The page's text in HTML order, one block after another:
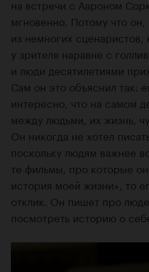
на встречи с Аароном
мгновенно. Потому что
из немногих сценаристов,
у зрителя наравне с
и люди десятилетиями
Сам он это объяснил так:
интересно, что на самом
между людьми, их жизнь,
Он никогда не хотел
поскольку людям важнее
те фильмы, про которые
история моей жизни», то
отклик. Он пишет про
посмотреть историю о